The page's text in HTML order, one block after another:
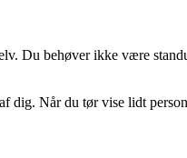
Du behøver ikke være
Når du tør vise lidt